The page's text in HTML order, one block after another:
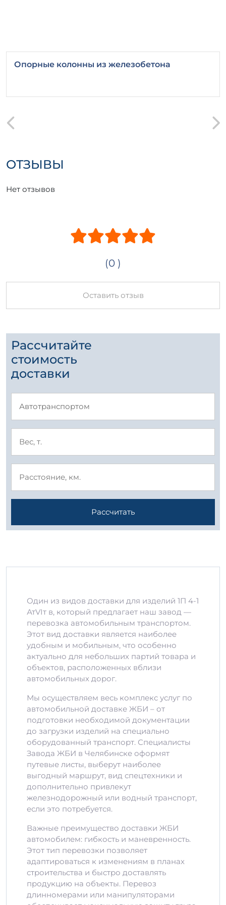
Опорные колонны из железобетона
ОТЗЫВЫ
Нет отзывов
(0 )
Оставить отзыв
Рассчитайте
стоимость
доставки
Рассчитать
Один из видов доставки для изделий 1П 4-1
АтVIт в, который предлагает наш завод —
перевозка автомобильным транспортом.
Этот вид доставки является наиболее
удобным и мобильным, что особенно
актуально для небольших партий товара и
объектов, расположенных вблизи
автомобильных дорог.
Мы осуществляем весь комплекс услуг по
автомобильной доставке ЖБИ – от
подготовки необходимой документации
до загрузки изделий на специально
оборудованный транспорт. Специалисты
Завода ЖБИ в Челябинске оформят
путевые листы, выберут наиболее
выгодный маршрут, вид спецтехники и
дополнительно привлекут
железнодорожный или водный транспорт,
если это потребуется.
Важные преимущество доставки ЖБИ
автомобилем: гибкость и маневренность.
Этот тип перевозки позволяет
адаптироваться к изменениям в планах
строительства и быстро доставлять
продукцию на объекты. Перевоз
длинномерами или манипуляторами